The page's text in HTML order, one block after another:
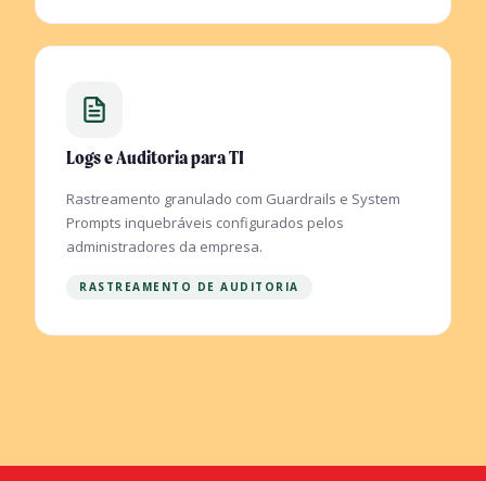
Logs e Auditoria para TI
Rastreamento granulado com Guardrails e System
Prompts inquebráveis configurados pelos
administradores da empresa.
RASTREAMENTO DE AUDITORIA